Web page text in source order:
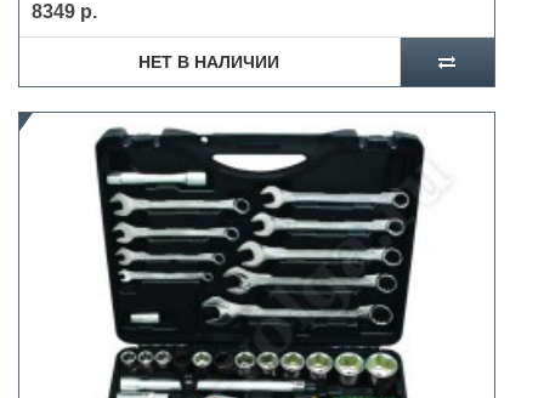
8349 р.
НЕТ В НАЛИЧИИ